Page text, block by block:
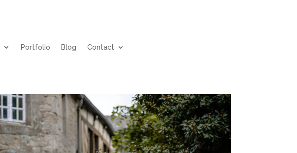
Portfolio Blog Contact